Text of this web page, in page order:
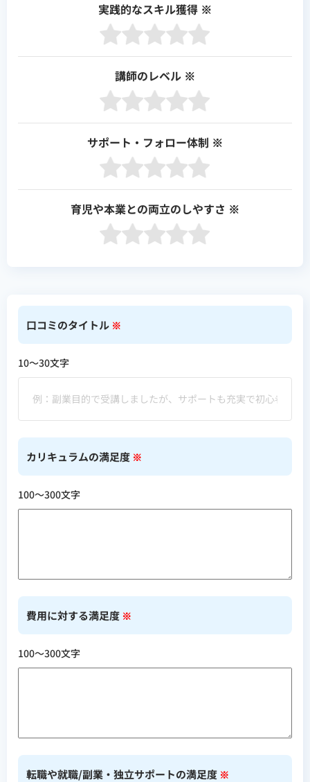
実践的なスキル獲得 ※
講師のレベル ※
サポート・フォロー体制 ※
育児や本業との両立のしやすさ ※
口コミのタイトル ※
10〜30文字
カリキュラムの満足度 ※
100〜300文字
費用に対する満足度 ※
100〜300文字
転職や就職/副業・独立サポートの満足度 ※